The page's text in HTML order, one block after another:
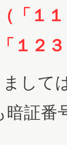
「１
１２
して
証番